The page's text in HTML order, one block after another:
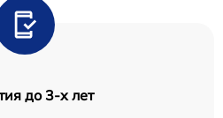
до 3-х лет